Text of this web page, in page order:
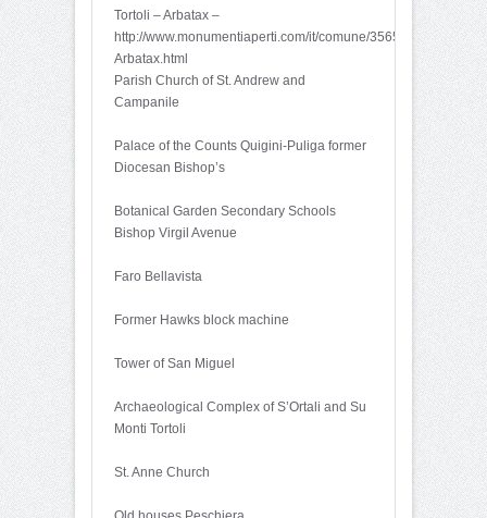
Tortoli – Arbatax –
http://www.monumentiaperti.com/it/comune/3565/Tortol-
Arbatax.html
Parish Church of St. Andrew and
Campanile
Palace of the Counts Quigini-Puliga former
Diocesan Bishop’s
Botanical Garden Secondary Schools
Bishop Virgil Avenue
Faro Bellavista
Former Hawks block machine
Tower of San Miguel
Archaeological Complex of S’Ortali and Su
Monti Tortoli
St. Anne Church